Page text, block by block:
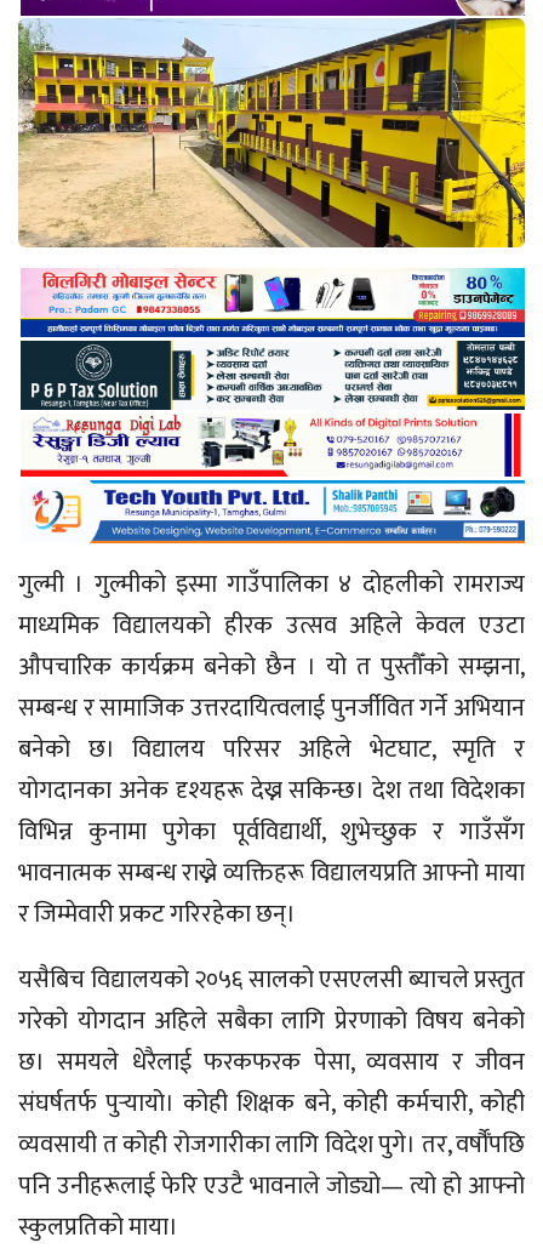
गुल्मी । गुल्मीको इस्मा गाउँपालिका ४ दोहलीको रामराज्य
माध्यमिक विद्यालयको हीरक उत्सव अहिले केवल एउटा
औपचारिक कार्यक्रम बनेको छैन । यो त पुस्तौँको सम्झना,
सम्बन्ध र सामाजिक उत्तरदायित्वलाई पुनर्जीवित गर्ने अभियान
बनेको छ। विद्यालय परिसर अहिले भेटघाट, स्मृति र
योगदानका अनेक दृश्यहरू देख्न सकिन्छ। देश तथा विदेशका
विभिन्न कुनामा पुगेका पूर्वविद्यार्थी, शुभेच्छुक र गाउँसँग
भावनात्मक सम्बन्ध राख्ने व्यक्तिहरू विद्यालयप्रति आफ्नो माया
र जिम्मेवारी प्रकट गरिरहेका छन्।
यसैबिच विद्यालयको २०५६ सालको एसएलसी ब्याचले प्रस्तुत
गरेको योगदान अहिले सबैका लागि प्रेरणाको विषय बनेको
छ। समयले धेरैलाई फरकफरक पेसा, व्यवसाय र जीवन
संघर्षतर्फ पुर्‍यायो। कोही शिक्षक बने, कोही कर्मचारी, कोही
व्यवसायी त कोही रोजगारीका लागि विदेश पुगे। तर, वर्षौँपछि
पनि उनीहरूलाई फेरि एउटै भावनाले जोड्यो— त्यो हो आफ्नो
स्कुलप्रतिको माया।